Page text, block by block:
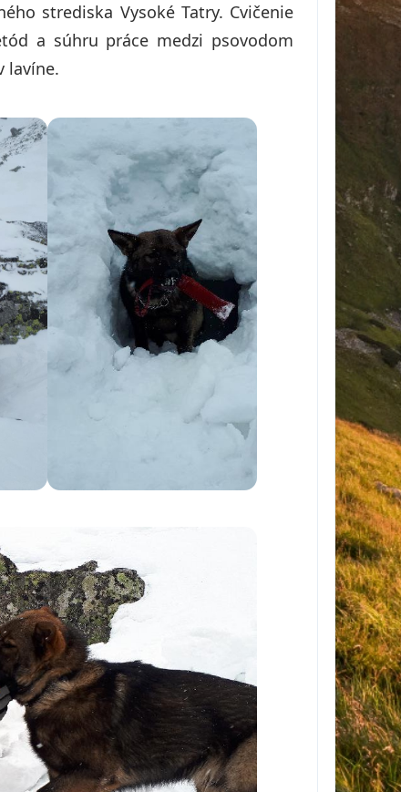
strediska Vysoké Tatry. Cvičenie
a súhru práce medzi psovodom
lavíne.